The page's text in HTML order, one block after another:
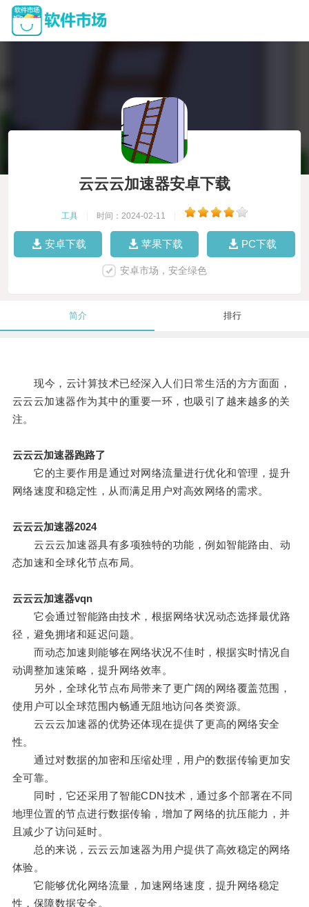
云云云加速器安卓下载
工具 时间：2024-02-11
安卓下载 苹果下载 PC下载
安卓市场，安全绿色
简介 排行
现今，云计算技术已经深入人们日常生活的方方面面，
云云云加速器作为其中的重要一环，也吸引了越来越多的关
注。
云云云加速器跑路了
它的主要作用是通过对网络流量进行优化和管理，提升
网络速度和稳定性，从而满足用户对高效网络的需求。
云云云加速器2024
云云云加速器具有多项独特的功能，例如智能路由、动
态加速和全球化节点布局。
云云云加速器vqn
它会通过智能路由技术，根据网络状况动态选择最优路
径，避免拥堵和延迟问题。
而动态加速则能够在网络状况不佳时，根据实时情况自
动调整加速策略，提升网络效率。
另外，全球化节点布局带来了更广阔的网络覆盖范围，
使用户可以全球范围内畅通无阻地访问各类资源。
云云云加速器的优势还体现在提供了更高的网络安全
性。
通过对数据的加密和压缩处理，用户的数据传输更加安
全可靠。
同时，它还采用了智能CDN技术，通过多个部署在不同
地理位置的节点进行数据传输，增加了网络的抗压能力，并
且减少了访问延时。
总的来说，云云云加速器为用户提供了高效稳定的网络
体验。
它能够优化网络流量，加速网络速度，提升网络稳定
性，保障数据安全。